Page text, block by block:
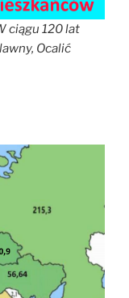
ciągu 120 lat
Ocalić